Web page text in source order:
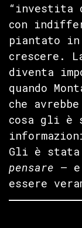
“investita
con
piantato in
crescere.
diventa
quando
che
cosa gli è
Gli è
pensare —
essere